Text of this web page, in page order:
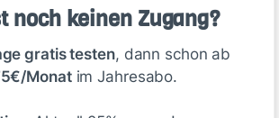
noch keinen Zugang?
gratis testen, dann schon ab
Monatim Jahresabo.